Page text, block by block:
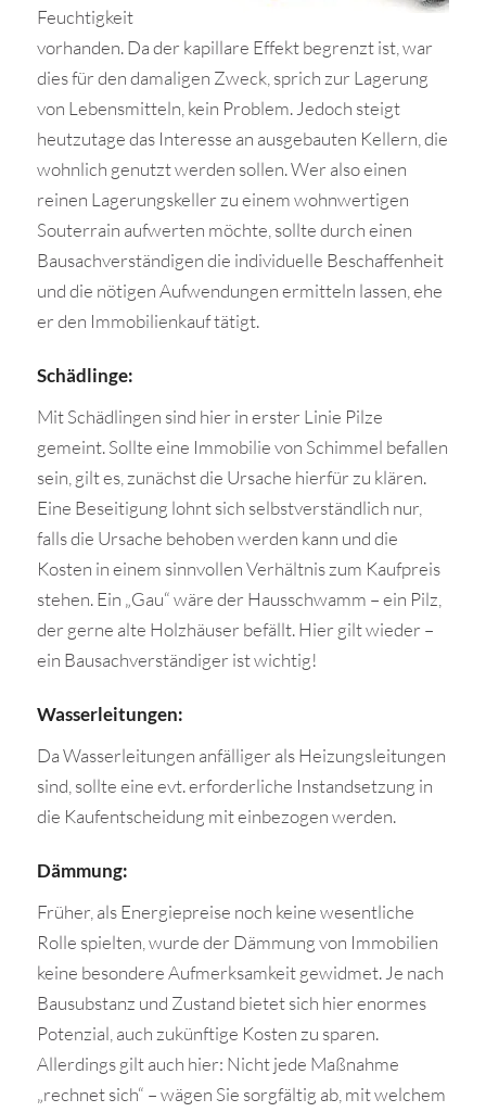
Feuchtigkeit
vorhanden. Da der kapillare Effekt begrenzt ist, war
dies für den damaligen Zweck, sprich zur Lagerung
von Lebensmitteln, kein Problem. Jedoch steigt
heutzutage das Interesse an ausgebauten Kellern, die
wohnlich genutzt werden sollen. Wer also einen
reinen Lagerungskeller zu einem wohnwertigen
Souterrain aufwerten möchte, sollte durch einen
Bausachverständigen die individuelle Beschaffenheit
und die nötigen Aufwendungen ermitteln lassen, ehe
er den Immobilienkauf tätigt.
Schädlinge:
Mit Schädlingen sind hier in erster Linie Pilze
gemeint. Sollte eine Immobilie von Schimmel befallen
sein, gilt es, zunächst die Ursache hierfür zu klären.
Eine Beseitigung lohnt sich selbstverständlich nur,
falls die Ursache behoben werden kann und die
Kosten in einem sinnvollen Verhältnis zum Kaufpreis
stehen. Ein „Gau“ wäre der Hausschwamm – ein Pilz,
der gerne alte Holzhäuser befällt. Hier gilt wieder –
ein Bausachverständiger ist wichtig!
Wasserleitungen:
Da Wasserleitungen anfälliger als Heizungsleitungen
sind, sollte eine evt. erforderliche Instandsetzung in
die Kaufentscheidung mit einbezogen werden.
Dämmung:
Früher, als Energiepreise noch keine wesentliche
Rolle spielten, wurde der Dämmung von Immobilien
keine besondere Aufmerksamkeit gewidmet. Je nach
Bausubstanz und Zustand bietet sich hier enormes
Potenzial, auch zukünftige Kosten zu sparen.
Allerdings gilt auch hier: Nicht jede Maßnahme
„rechnet sich“ – wägen Sie sorgfältig ab, mit welchem